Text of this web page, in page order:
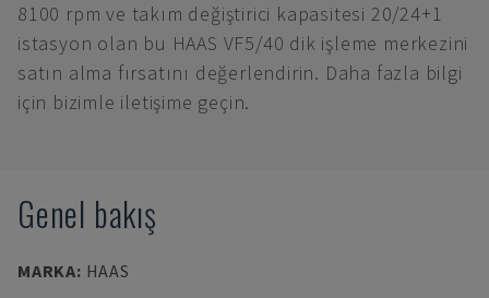
8100 rpm ve takım değiştirici kapasitesi 20/24+1
istasyon olan bu HAAS VF5/40 dik işleme merkezini
satın alma fırsatını değerlendirin. Daha fazla bilgi
için bizimle iletişime geçin.
Genel bakış
MARKA: HAAS